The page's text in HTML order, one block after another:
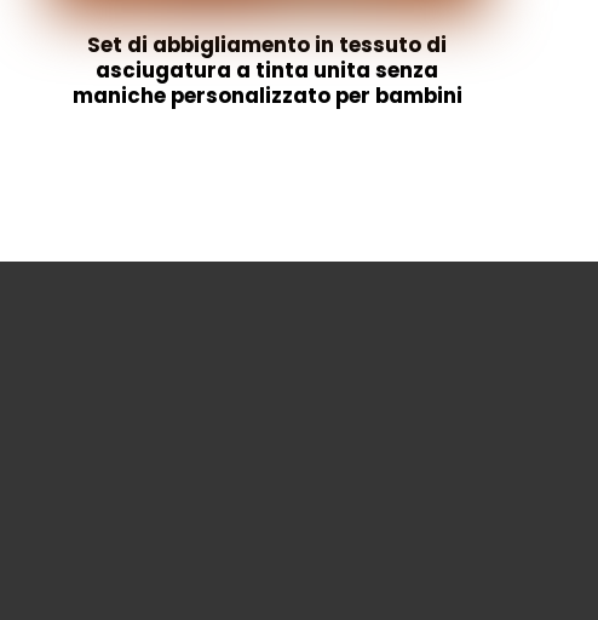
Set di abbigliamento in tessuto di
asciugatura a tinta unita senza
maniche personalizzato per bambini